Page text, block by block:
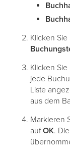
Klicken
Klicken
jede
Liste
aus dem
Markieren
aufOK.